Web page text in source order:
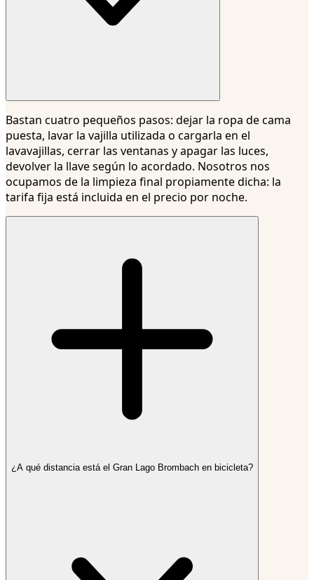
Bastan cuatro pequeños pasos: dejar la ropa de cama
puesta, lavar la vajilla utilizada o cargarla en el
lavavajillas, cerrar las ventanas y apagar las luces,
devolver la llave según lo acordado. Nosotros nos
ocupamos de la limpieza final propiamente dicha: la
tarifa fija está incluida en el precio por noche.
¿A qué distancia está el Gran Lago Brombach en bicicleta?